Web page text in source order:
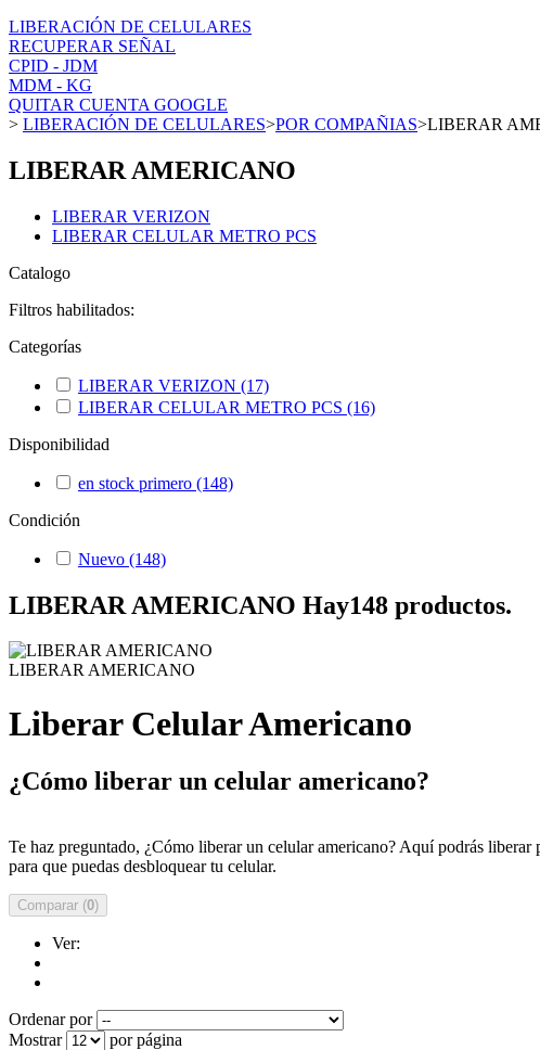
LIBERACIÓN DE CELULARES
RECUPERAR SEÑAL
CPID - JDM
MDM - KG
QUITAR CUENTA GOOGLE
> LIBERACIÓN DE CELULARES>POR COMPAÑIAS>LIBERAR
LIBERAR AMERICANO
LIBERAR VERIZON
LIBERAR CELULAR METRO PCS
Catalogo
Filtros habilitados:
Categorías
LIBERAR VERIZON (17)
LIBERAR CELULAR METRO PCS (16)
Disponibilidad
en stock primero (148)
Condición
Nuevo (148)
LIBERAR AMERICANO Hay148 productos.
LIBERAR AMERICANO
Liberar Celular Americano
¿Cómo liberar un celular americano?
Te haz preguntado, ¿Cómo liberar un celular americano? Aquí podrás
para que puedas desbloquear tu celular.
Comparar (0)
Ver:
Ordenar por
Mostrar
por página